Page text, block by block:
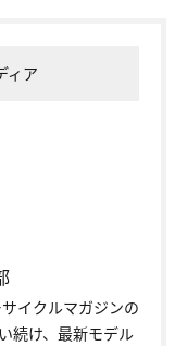
ィア
イクルマガジンの
続け、最新モデル